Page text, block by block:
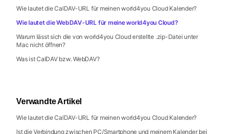
Wie lautet die CalDAV-URL für meinen world4you Cloud Kalender?
Wie lautet die WebDAV-URL für meine world4you Cloud?
Warum lässt sich die von world4you Cloud erstellte .zip-Datei unter
Mac nicht öffnen?
Was ist CalDAV bzw. WebDAV?
Verwandte Artikel
Wie lautet die CalDAV-URL für meinen world4you Cloud Kalender?
Ist die Verbindung zwischen PC/Smartphone und meinem Kalender bei